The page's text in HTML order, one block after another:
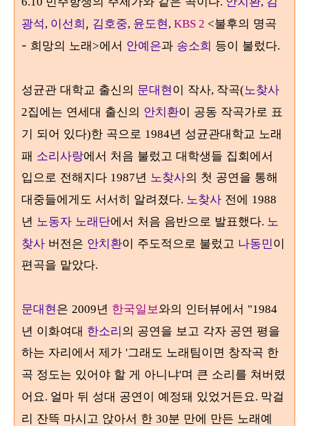
광석, 이선희, 김호중, 윤도현, KBS 2 <불후의 명곡
- 희망의 노래>에서 안예은과 송소희 등이 불렀다.
성균관 대학교 출신의 문대현이 작사, 작곡( 노찾사
2집에는 연세대 출신의 안치환이 공동 작곡가로 표
기 되어 있다)한 곡으로 1984년 성균관대학교 노래
패 소리사랑에서 처음 불렀고 대학생들 집회에서
입으로 전해지다 1987년 노찾사의 첫 공연을 통해
대중들에게도 서서히 알려졌다. 노찾사 전에 1988
년 노동자 노래단에서 처음 음반으로 발표했다. 노
찾사 버전은 안치환이 주도적으로 불렀고 나동민이
편곡을 맡았다.
문대현은 2009년 한국일보와의 인터뷰에서 "1984
년 이화여대 한소리의 공연을 보고 각자 공연 평을
하는 자리에서 제가 '그래도 노래팀이면 창작곡 한
곡 정도는 있어야 할 게 아니냐'며 큰 소리를 쳐버렸
어요. 얼마 뒤 성대 공연이 예정돼 있었거든요. 막걸
리 잔뜩 마시고 앉아서 한 30분 만에 만든 노래예